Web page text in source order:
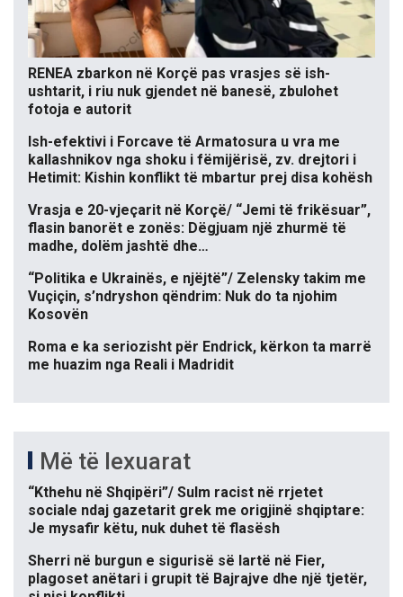
RENEA zbarkon në Korçë pas vrasjes së ish-
ushtarit, i riu nuk gjendet në banesë, zbulohet
fotoja e autorit
Ish-efektivi i Forcave të Armatosura u vra me
kallashnikov nga shoku i fëmijërisë, zv. drejtori i
Hetimit: Kishin konflikt të mbartur prej disa kohësh
Vrasja e 20-vjeçarit në Korçë/ “Jemi të frikësuar”,
flasin banorët e zonës: Dëgjuam një zhurmë të
madhe, dolëm jashtë dhe…
“Politika e Ukrainës, e njëjtë”/ Zelensky takim me
Vuçiçin, s’ndryshon qëndrim: Nuk do ta njohim
Kosovën
Roma e ka seriozisht për Endrick, kërkon ta marrë
me huazim nga Reali i Madridit
Më të lexuarat
“Kthehu në Shqipëri”/ Sulm racist në rrjetet
sociale ndaj gazetarit grek me origjinë shqiptare:
Je mysafir këtu, nuk duhet të flasësh
Sherri në burgun e sigurisë së lartë në Fier,
plagoset anëtari i grupit të Bajrajve dhe një tjetër,